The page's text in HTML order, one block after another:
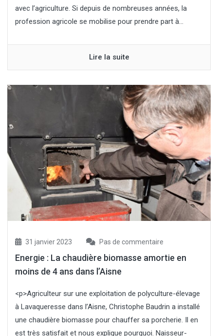
avec l’agriculture. Si depuis de nombreuses années, la
profession agricole se mobilise pour prendre part à...
Lire la suite
31 janvier 2023 Pas de commentaire
Energie : La chaudière biomasse amortie en
moins de 4 ans dans l’Aisne
<p>Agriculteur sur une exploitation de polyculture-élevage
à Lavaqueresse dans l’Aisne, Christophe Baudrin a installé
une chaudière biomasse pour chauffer sa porcherie. Il en
est très satisfait et nous explique pourquoi. Naisseur-